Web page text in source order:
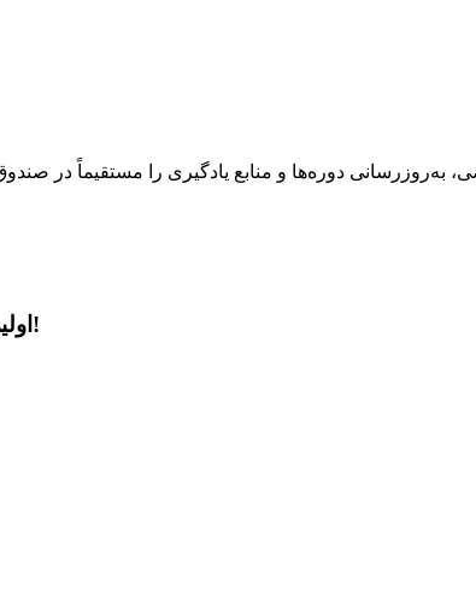
به‌روزرسانی دوره‌ها و منابع یادگیری را مستقیماً در
اولین قدم به سوی کامیابی را بردارید!